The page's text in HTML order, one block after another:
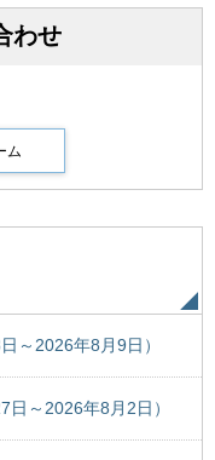
わせ
～2026年8月9日）
～2026年8月2日）